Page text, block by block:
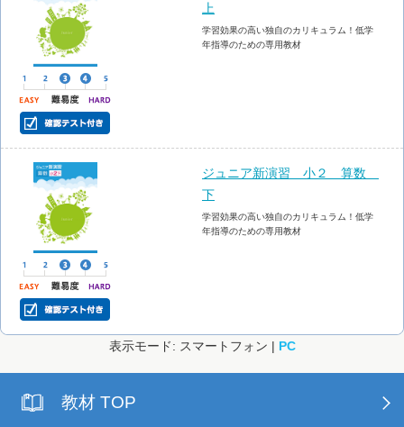
上
学習効果の高い独自のカリキュラム！低学
年指導のための専用教材
ジュニア新演習 小２ 算数
下
学習効果の高い独自のカリキュラム！低学
年指導のための専用教材
表示モード: スマートフォン | PC
教材 TOP